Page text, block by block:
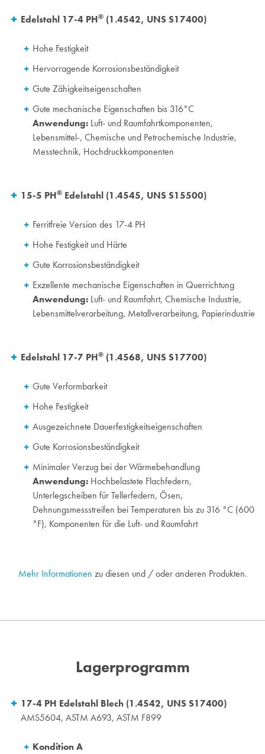
Edelstahl 17-4 PH® (1.4542, UNS S17400)
Hohe Festigkeit
Hervorragende Korrosionsbeständigkeit
Gute Zähigkeitseigenschaften
Gute mechanische Eigenschaften bis 316°C
Anwendung: Luft- und Raumfahrtkomponenten,
Lebensmittel-, Chemische und Petrochemische Industrie,
Messtechnik, Hochdruckkomponenten
15-5 PH® Edelstahl (1.4545, UNS S15500)
Ferritfreie Version des 17-4 PH
Hohe Festigkeit und Härte
Gute Korrosionsbeständigkeit
Exzellente mechanische Eigenschaften in Querrichtung
Anwendung: Luft- und Raumfahrt, Chemische Industrie,
Lebensmittelverarbeitung, Metallverarbeitung, Papierindustrie
Edelstahl 17-7 PH® (1.4568, UNS S17700)
Gute Verformbarkeit
Hohe Festigkeit
Ausgezeichnete Dauerfestigkeitseigenschaften
Gute Korrosionsbeständigkeit
Minimaler Verzug bei der Wärmebehandlung
Anwendung: Hochbelastete Flachfedern,
Unterlegscheiben für Tellerfedern, Ösen,
Dehnungsmessstreifen bei Temperaturen bis zu 316 °C (600
°F), Komponenten für die Luft- und Raumfahrt
Mehr Informationen zu diesen und / oder anderen Produkten.
Lagerprogramm
17-4 PH Edelstahl Blech (1.4542, UNS S17400)
AMS5604, ASTM A693, ASTM F899
Kondition A